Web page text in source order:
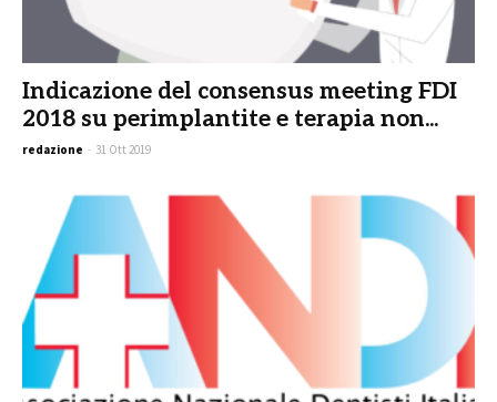
Indicazione del consensus meeting FDI
2018 su perimplantite e terapia non...
redazione - 31 Ott 2019